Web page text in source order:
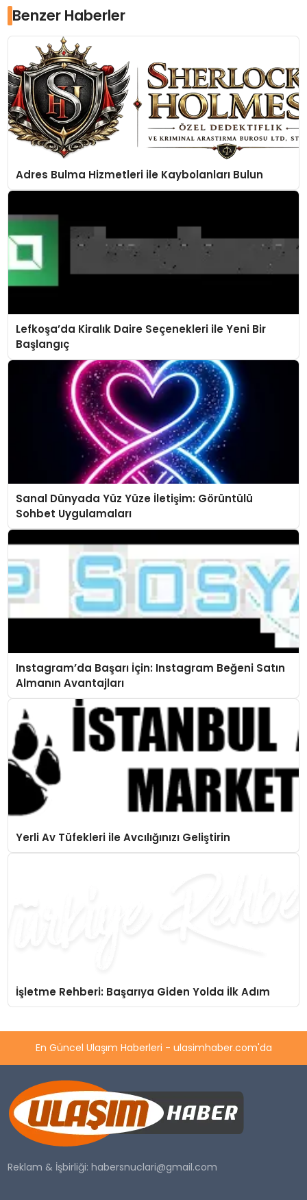
Benzer Haberler
Adres Bulma Hizmetleri ile Kaybolanları Bulun
Lefkoşa’da Kiralık Daire Seçenekleri ile Yeni Bir
Başlangıç
Sanal Dünyada Yüz Yüze İletişim: Görüntülü
Sohbet Uygulamaları
Instagram’da Başarı İçin: Instagram Beğeni Satın
Almanın Avantajları
Yerli Av Tüfekleri ile Avcılığınızı Geliştirin
İşletme Rehberi: Başarıya Giden Yolda İlk Adım
En Güncel Ulaşım Haberleri - ulasimhaber.com'da
Reklam & İşbirliği:habersnuclari@gmail.com